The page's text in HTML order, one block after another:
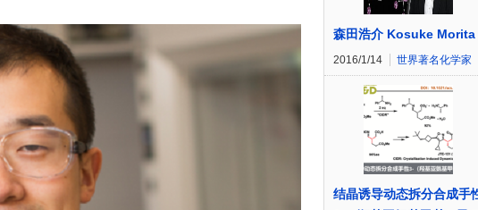
森田浩介 Kosuke Morita
2016/1/14 世界著名化学家
结晶诱导动态拆分合成手